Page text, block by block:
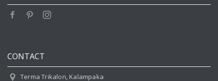
CONTACT
Terma Trikalon, Kalampaka